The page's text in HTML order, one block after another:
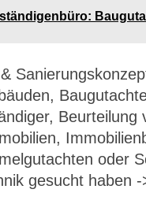
Beurteilung
oder
gesucht